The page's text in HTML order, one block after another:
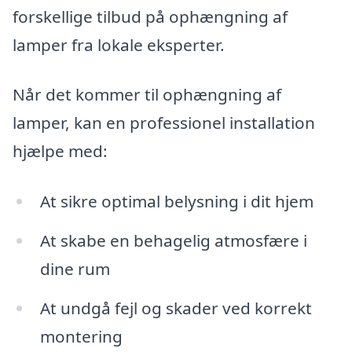
forskellige tilbud på ophængning af
lamper fra lokale eksperter.
Når det kommer til ophængning af
lamper, kan en professionel installation
hjælpe med:
At sikre optimal belysning i dit hjem
At skabe en behagelig atmosfære i
dine rum
At undgå fejl og skader ved korrekt
montering